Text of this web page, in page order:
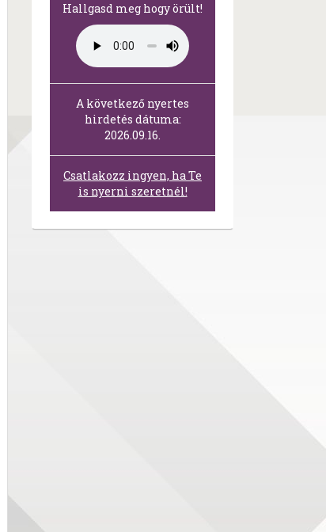
Hallgasd meg hogy örült!
A következő nyertes
hirdetés dátuma:
2026.09.16.
Csatlakozz ingyen, ha Te
is nyerni szeretnél!